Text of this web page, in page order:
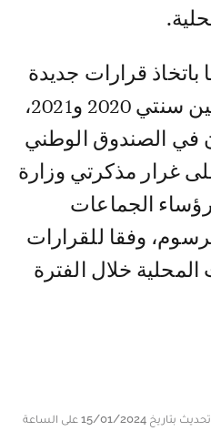
باتخاذ قرارات جديدة
بشأن التصريحات ما بين سنتي 2020 و2021،
في الصندوق الوطني
غرار مذكرتي وزارة
رؤساء الجماعات
وفقا للقرارات
خلال الفترة
في 15/01/2024 على الساعة 22:00, تحديث بتاريخ 15/01/2024 على الساعة